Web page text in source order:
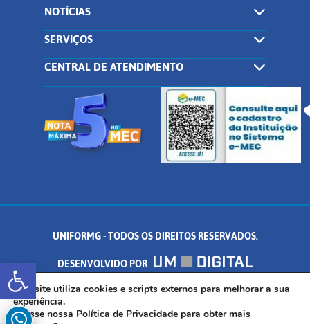
Abrir a barra de ferramentas
NOTÍCIAS
SERVIÇOS
CENTRAL DE ATENDIMENTO
UNIFORMG - TODOS OS DIREITOS RESERVADOS.
DESENVOLVIDO POR
AV. DR. ARNALDO DE SENNA, 328 - PALMEIRAS, FORMIGA/MG - CEP:
35.574.530
Este site utiliza cookies e scripts externos para melhorar a sua
experiência.
Acesse nossa Política de Privacidade para obter mais